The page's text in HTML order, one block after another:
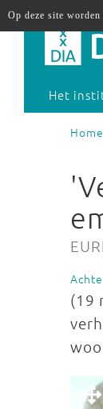
Het
Home
(19
Op deze site